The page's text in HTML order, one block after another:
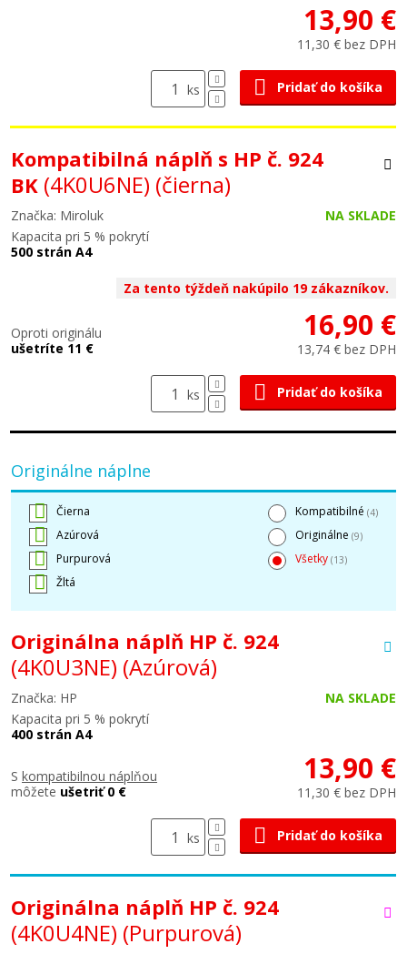
13,90 €
11,30 € bez DPH
ks Pridať do košíka
Kompatibilná náplň s HP č. 924
BK (4K0U6NE) (čierna)
Značka: Miroluk
NA SKLADE
Kapacita pri 5 % pokrytí
500 strán A4
Za tento týždeň nakúpilo 19 zákazníkov.
Oproti originálu
ušetríte 11 €
16,90 €
13,74 € bez DPH
ks Pridať do košíka
Originálne náplne
Čierna
Azúrová
Purpurová
Žltá
Kompatibilné (4)
Originálne (9)
Všetky (13)
Originálna náplň HP č. 924
(4K0U3NE) (Azúrová)
Značka: HP
NA SKLADE
Kapacita pri 5 % pokrytí
400 strán A4
S kompatibilnou náplňou
môžete ušetriť 0 €
13,90 €
11,30 € bez DPH
ks Pridať do košíka
Originálna náplň HP č. 924
(4K0U4NE) (Purpurová)